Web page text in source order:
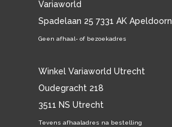
Variaworld
Spadelaan 25 7331 AK Apeldoorn
Geen afhaal- of bezoekadres
Winkel Variaworld Utrecht
Oudegracht 218
3511 NS Utrecht
Tevens afhaaladres na bestelling